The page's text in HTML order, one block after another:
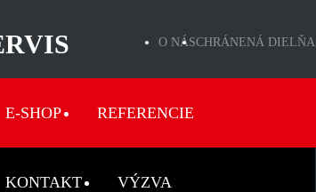
O NÁSCHRÁNENÁ DIELŇA
E-SHOP REFERENCIE
KONTAKT VÝZVA